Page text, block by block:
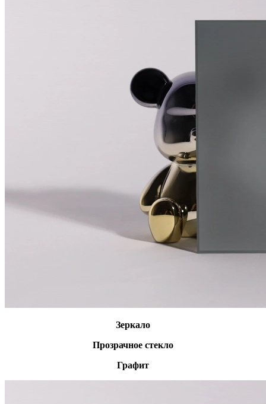
Зеркало
Прозрачное стекло
Графит